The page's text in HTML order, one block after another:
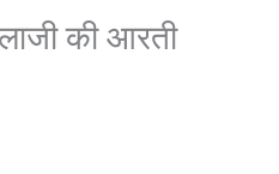
की आरती